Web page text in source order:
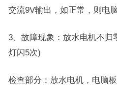
交流9V输出，如正常，则电脑
3、故障现象：放水电机不归
灯闪5次)
检查部分：放水电机，电脑板